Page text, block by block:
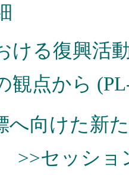
ける復興活
観点から
へ向けた新
>>セッショ